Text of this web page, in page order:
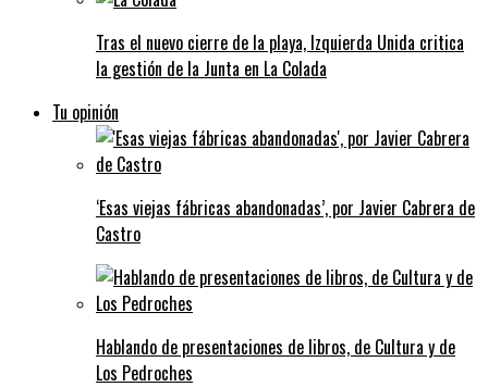
Tras el nuevo cierre de la playa, Izquierda Unida critica
la gestión de la Junta en La Colada
Tu opinión
‘Esas viejas fábricas abandonadas’, por Javier Cabrera de
Castro
Hablando de presentaciones de libros, de Cultura y de
Los Pedroches